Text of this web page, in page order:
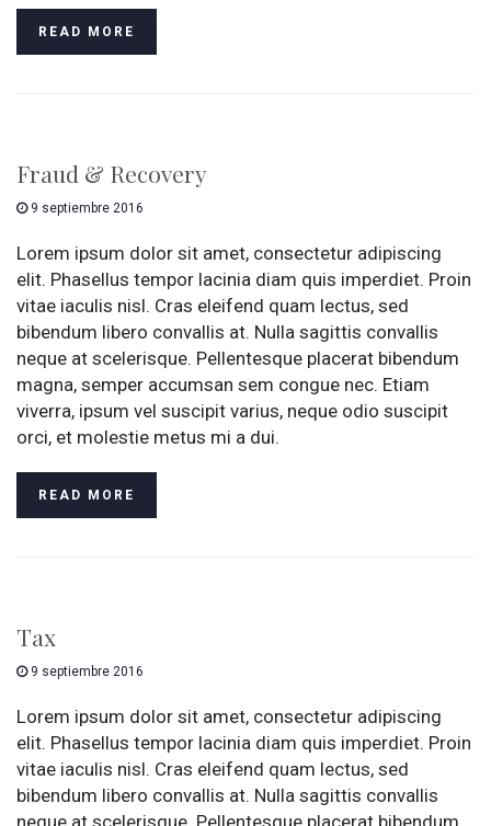
READ MORE
Fraud & Recovery
9 septiembre 2016
Lorem ipsum dolor sit amet, consectetur adipiscing
elit. Phasellus tempor lacinia diam quis imperdiet. Proin
vitae iaculis nisl. Cras eleifend quam lectus, sed
bibendum libero convallis at. Nulla sagittis convallis
neque at scelerisque. Pellentesque placerat bibendum
magna, semper accumsan sem congue nec. Etiam
viverra, ipsum vel suscipit varius, neque odio suscipit
orci, et molestie metus mi a dui.
READ MORE
Tax
9 septiembre 2016
Lorem ipsum dolor sit amet, consectetur adipiscing
elit. Phasellus tempor lacinia diam quis imperdiet. Proin
vitae iaculis nisl. Cras eleifend quam lectus, sed
bibendum libero convallis at. Nulla sagittis convallis
neque at scelerisque. Pellentesque placerat bibendum